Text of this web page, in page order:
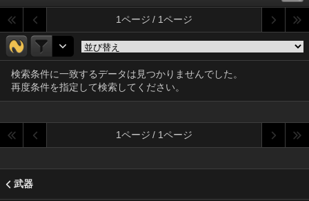
1ページ / 1ページ
検索条件に一致するデータは見つかりませんでした。
再度条件を指定して検索してください。
1ページ / 1ページ
武器